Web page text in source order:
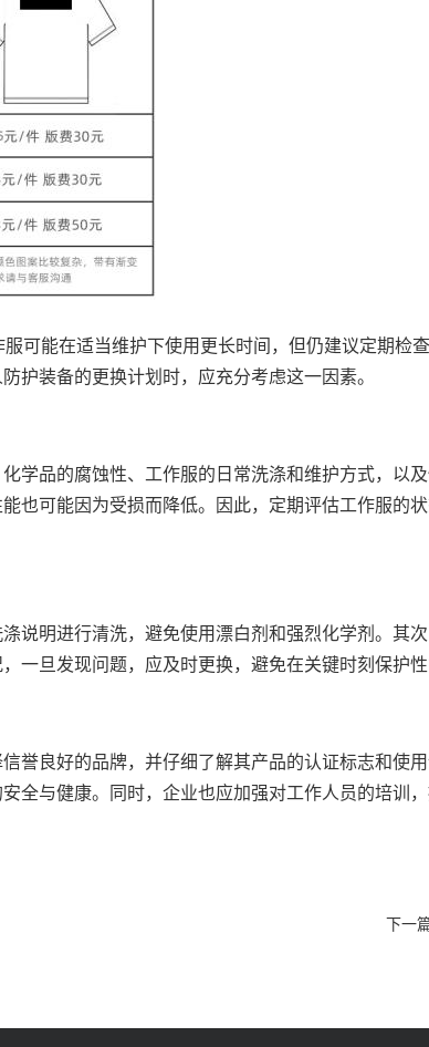
可能在适当维护下使用更长时间，但仍建议定期检
护装备的更换计划时，应充分考虑这一因素。
品的腐蚀性、工作服的日常洗涤和维护方式，以及
也可能因为受损而降低。因此，定期评估工作服的
说明进行清洗，避免使用漂白剂和强烈化学剂。其
旦发现问题，应及时更换，避免在关键时刻保护性
誉良好的品牌，并仔细了解其产品的认证标志和使
全与健康。同时，企业也应加强对工作人员的培训
下一篇